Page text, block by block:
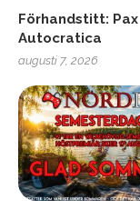
Förhandstitt: Pax
Autocratica
augusti 7, 2026